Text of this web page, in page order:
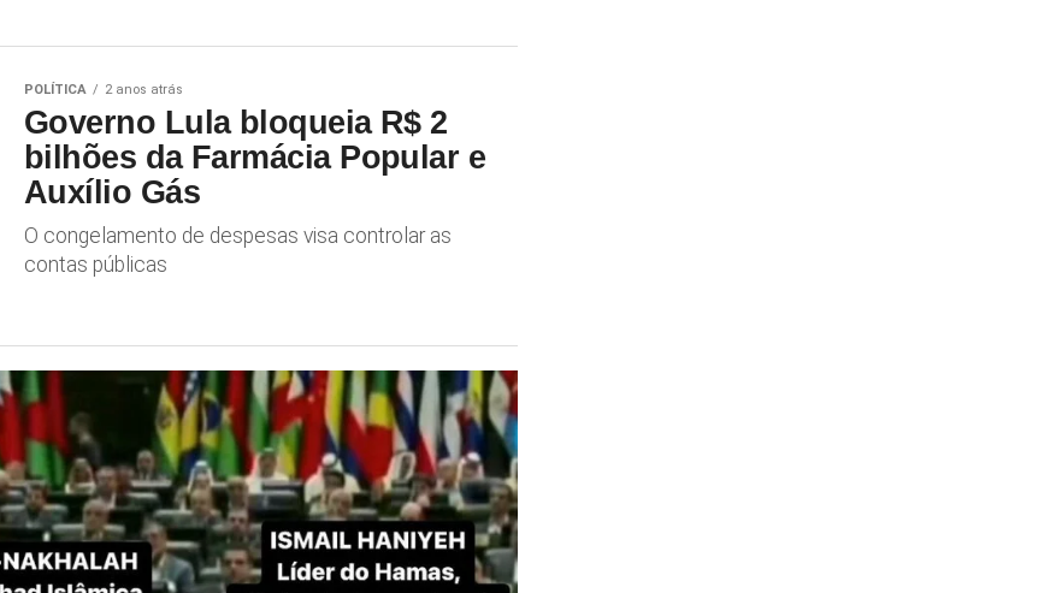
POLÍTICA 2 anos atrás
Governo Lula bloqueia R$ 2
bilhões da Farmácia Popular e
Auxílio Gás
O congelamento de despesas visa controlar as
contas públicas